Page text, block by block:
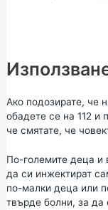
Ако подозирате, че
обадете се на 112 и
че смятате, че
По-големите деца и
да си инжектират
по-малки деца или
твърде болни, за да